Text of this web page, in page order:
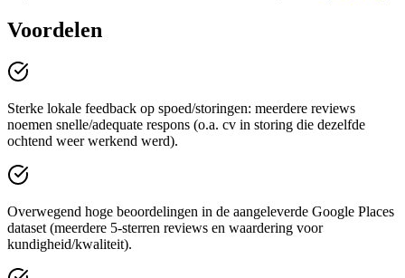
Voordelen
Sterke lokale feedback op spoed/storingen: meerdere reviews
noemen snelle/adequate respons (o.a. cv in storing die dezelfde
ochtend weer werkend werd).
Overwegend hoge beoordelingen in de aangeleverde Google Places
dataset (meerdere 5-sterren reviews en waardering voor
kundigheid/kwaliteit).